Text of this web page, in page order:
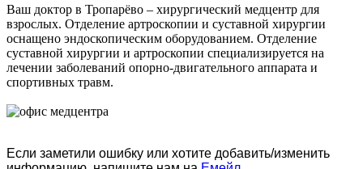
Ваш доктор в Тропарёво – хирургический медцентр для
взрослых. Отделение артроскопии и суставной хирургии
оснащено эндоскопическим оборудованием. Отделение
суставной хирургии и артроскопии специализируется на
лечении заболеваний опорно-двигательного аппарата и
спортивных травм.
Если заметили ошибку или хотите добавить/изменить